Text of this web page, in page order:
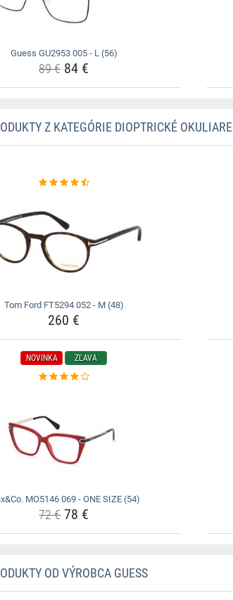
Guess GU2953 005 - L (56)
89 €84 €
Z KATEGÓRIE DIOPTRICKÉ OKULIARE
Tom Ford FT5294 052 - M (48)
260 €
NOVINKA ZĽAVA
MO5146 069 - ONE SIZE (54)
72 €78 €
OD VÝROBCA GUESS